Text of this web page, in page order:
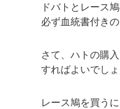
ドバトとレース
必ず血統書付き
さて、ハトの購
すればよいでしょ
レース鳩を買う